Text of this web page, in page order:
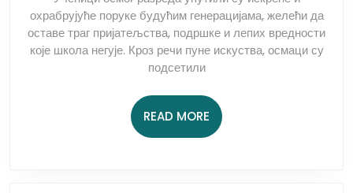
важности
за
будуће
охрабрујуће поруке будућим генерацијама, желећи да
оставе траг пријатељства, подршке и лепих вредности
које школа негује. Кроз речи пуне искуства, осмаци су
подсетили
READ MORE READ
MORE